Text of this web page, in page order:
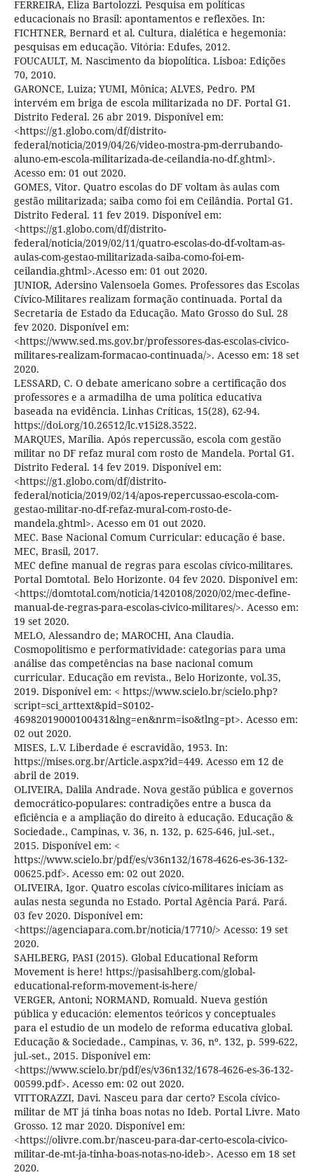
FERREIRA, Eliza Bartolozzi. Pesquisa em políticas
educacionais no Brasil: apontamentos e reflexões. In:
FICHTNER, Bernard et al. Cultura, dialética e hegemonia:
pesquisas em educação. Vitória: Edufes, 2012.
FOUCAULT, M. Nascimento da biopolítica. Lisboa: Edições
70, 2010.
GARONCE, Luiza; YUMI, Mônica; ALVES, Pedro. PM
intervém em briga de escola militarizada no DF. Portal G1.
Distrito Federal. 26 abr 2019. Disponível em:
<https://g1.globo.com/df/distrito-
federal/noticia/2019/04/26/video-mostra-pm-derrubando-
aluno-em-escola-militarizada-de-ceilandia-no-df.ghtml>.
Acesso em: 01 out 2020.
GOMES, Vitor. Quatro escolas do DF voltam às aulas com
gestão militarizada; saiba como foi em Ceilândia. Portal G1.
Distrito Federal. 11 fev 2019. Disponível em:
<https://g1.globo.com/df/distrito-
federal/noticia/2019/02/11/quatro-escolas-do-df-voltam-as-
aulas-com-gestao-militarizada-saiba-como-foi-em-
ceilandia.ghtml>.Acesso em: 01 out 2020.
JUNIOR, Adersino Valensoela Gomes. Professores das Escolas
Cívico-Militares realizam formação continuada. Portal da
Secretaria de Estado da Educação. Mato Grosso do Sul. 28
fev 2020. Disponível em:
<https://www.sed.ms.gov.br/professores-das-escolas-civico-
militares-realizam-formacao-continuada/>. Acesso em: 18 set
2020.
LESSARD, C. O debate americano sobre a certificação dos
professores e a armadilha de uma política educativa
baseada na evidência. Linhas Críticas, 15(28), 62-94.
https://doi.org/10.26512/lc.v15i28.3522.
MARQUES, Marília. Após repercussão, escola com gestão
militar no DF refaz mural com rosto de Mandela. Portal G1.
Distrito Federal. 14 fev 2019. Disponível em:
<https://g1.globo.com/df/distrito-
federal/noticia/2019/02/14/apos-repercussao-escola-com-
gestao-militar-no-df-refaz-mural-com-rosto-de-
mandela.ghtml>. Acesso em 01 out 2020.
MEC. Base Nacional Comum Curricular: educação é base.
MEC, Brasil, 2017.
MEC define manual de regras para escolas cívico-militares.
Portal Domtotal. Belo Horizonte. 04 fev 2020. Disponível em:
<https://domtotal.com/noticia/1420108/2020/02/mec-define-
manual-de-regras-para-escolas-civico-militares/>. Acesso em:
19 set 2020.
MELO, Alessandro de; MAROCHI, Ana Claudia.
Cosmopolitismo e performatividade: categorias para uma
análise das competências na base nacional comum
curricular. Educação em revista., Belo Horizonte, vol.35,
2019. Disponível em: < https://www.scielo.br/scielo.php?
script=sci_arttext&pid=S0102-
46982019000100431&lng=en&nrm=iso&tlng=pt>. Acesso em:
02 out 2020.
MISES, L.V. Liberdade é escravidão, 1953. In:
https://mises.org.br/Article.aspx?id=449. Acesso em 12 de
abril de 2019.
OLIVEIRA, Dalila Andrade. Nova gestão pública e governos
democrático-populares: contradições entre a busca da
eficiência e a ampliação do direito à educação. Educação &
Sociedade., Campinas, v. 36, n. 132, p. 625-646, jul.-set.,
2015. Disponível em: <
https://www.scielo.br/pdf/es/v36n132/1678-4626-es-36-132-
00625.pdf>. Acesso em: 02 out 2020.
OLIVEIRA, Igor. Quatro escolas cívico-militares iniciam as
aulas nesta segunda no Estado. Portal Agência Pará. Pará.
03 fev 2020. Disponível em:
<https://agenciapara.com.br/noticia/17710/> Acesso: 19 set
2020.
SAHLBERG, PASI (2015). Global Educational Reform
Movement is here! https://pasisahlberg.com/global-
educational-reform-movement-is-here/
VERGER, Antoni; NORMAND, Romuald. Nueva gestión
pública y educación: elementos teóricos y conceptuales
para el estudio de un modelo de reforma educativa global.
Educação & Sociedade., Campinas, v. 36, nº. 132, p. 599-622,
jul.-set., 2015. Disponível em:
<https://www.scielo.br/pdf/es/v36n132/1678-4626-es-36-132-
00599.pdf>. Acesso em: 02 out 2020.
VITTORAZZI, Davi. Nasceu para dar certo? Escola cívico-
militar de MT já tinha boas notas no Ideb. Portal Livre. Mato
Grosso. 12 mar 2020. Disponível em:
<https://olivre.com.br/nasceu-para-dar-certo-escola-civico-
militar-de-mt-ja-tinha-boas-notas-no-ideb>. Acesso em 18 set
2020.